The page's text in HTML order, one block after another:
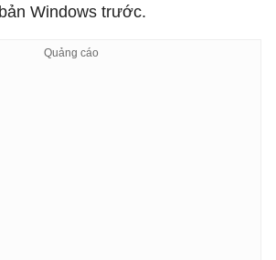
Windows trước.